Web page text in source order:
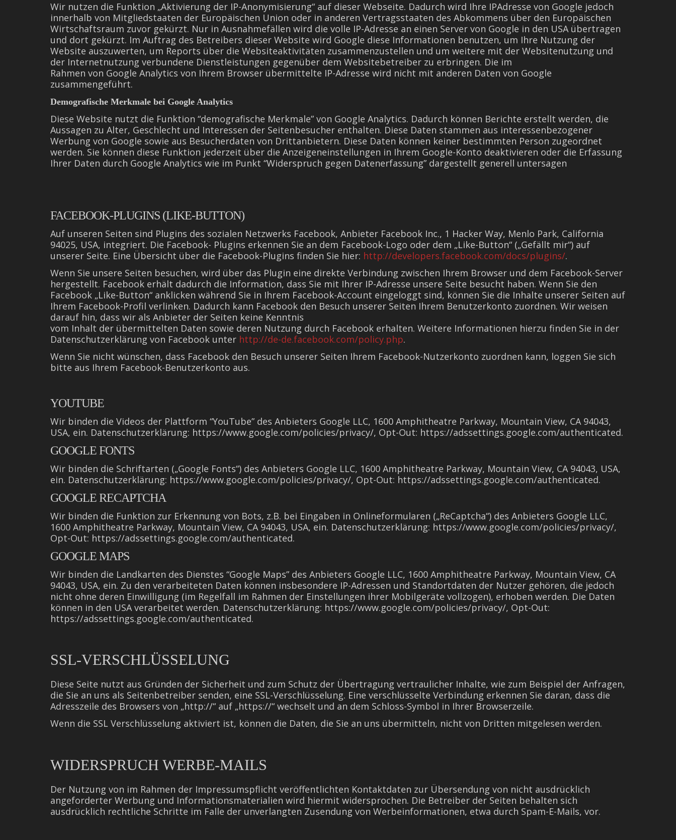
Wir nutzen die Funktion „Aktivierung der IP-Anonymisierung“ auf dieser Webseite. Dadurch wird Ihre IPAdresse von Google jedoch
innerhalb von Mitgliedstaaten der Europäischen Union oder in anderen Vertragsstaaten des Abkommens über den Europäischen
Wirtschaftsraum zuvor gekürzt. Nur in Ausnahmefällen wird die volle IP-Adresse an einen Server von Google in den USA übertragen
und dort gekürzt. Im Auftrag des Betreibers dieser Website wird Google diese Informationen benutzen, um Ihre Nutzung der
Website auszuwerten, um Reports über die Websiteaktivitäten zusammenzustellen und um weitere mit der Websitenutzung und
der Internetnutzung verbundene Dienstleistungen gegenüber dem Websitebetreiber zu erbringen. Die im
Rahmen von Google Analytics von Ihrem Browser übermittelte IP-Adresse wird nicht mit anderen Daten von Google
zusammengeführt.
Demografische Merkmale bei Google Analytics
Diese Website nutzt die Funktion “demografische Merkmale” von Google Analytics. Dadurch können Berichte erstellt werden, die
Aussagen zu Alter, Geschlecht und Interessen der Seitenbesucher enthalten. Diese Daten stammen aus interessenbezogener
Werbung von Google sowie aus Besucherdaten von Drittanbietern. Diese Daten können keiner bestimmten Person zugeordnet
werden. Sie können diese Funktion jederzeit über die Anzeigeneinstellungen in Ihrem Google-Konto deaktivieren oder die Erfassung
Ihrer Daten durch Google Analytics wie im Punkt “Widerspruch gegen Datenerfassung” dargestellt generell untersagen
FACEBOOK-PLUGINS (LIKE-BUTTON)
Auf unseren Seiten sind Plugins des sozialen Netzwerks Facebook, Anbieter Facebook Inc., 1 Hacker Way, Menlo Park, California
94025, USA, integriert. Die Facebook- Plugins erkennen Sie an dem Facebook-Logo oder dem „Like-Button“ („Gefällt mir“) auf
unserer Seite. Eine Übersicht über die Facebook-Plugins finden Sie hier: http://developers.facebook.com/docs/plugins/.
Wenn Sie unsere Seiten besuchen, wird über das Plugin eine direkte Verbindung zwischen Ihrem Browser und dem Facebook-Server
hergestellt. Facebook erhält dadurch die Information, dass Sie mit Ihrer IP-Adresse unsere Seite besucht haben. Wenn Sie den
Facebook „Like-Button“ anklicken während Sie in Ihrem Facebook-Account eingeloggt sind, können Sie die Inhalte unserer Seiten auf
Ihrem Facebook-Profil verlinken. Dadurch kann Facebook den Besuch unserer Seiten Ihrem Benutzerkonto zuordnen. Wir weisen
darauf hin, dass wir als Anbieter der Seiten keine Kenntnis
vom Inhalt der übermittelten Daten sowie deren Nutzung durch Facebook erhalten. Weitere Informationen hierzu finden Sie in der
Datenschutzerklärung von Facebook unter http://de-de.facebook.com/policy.php.
Wenn Sie nicht wünschen, dass Facebook den Besuch unserer Seiten Ihrem Facebook-Nutzerkonto zuordnen kann, loggen Sie sich
bitte aus Ihrem Facebook-Benutzerkonto aus.
YOUTUBE
Wir binden die Videos der Plattform “YouTube” des Anbieters Google LLC, 1600 Amphitheatre Parkway, Mountain View, CA 94043,
USA, ein. Datenschutzerklärung: https://www.google.com/policies/privacy/, Opt-Out: https://adssettings.google.com/authenticated.
GOOGLE FONTS
Wir binden die Schriftarten („Google Fonts“) des Anbieters Google LLC, 1600 Amphitheatre Parkway, Mountain View, CA 94043, USA,
ein. Datenschutzerklärung: https://www.google.com/policies/privacy/, Opt-Out: https://adssettings.google.com/authenticated.
GOOGLE RECAPTCHA
Wir binden die Funktion zur Erkennung von Bots, z.B. bei Eingaben in Onlineformularen („ReCaptcha“) des Anbieters Google LLC,
1600 Amphitheatre Parkway, Mountain View, CA 94043, USA, ein. Datenschutzerklärung: https://www.google.com/policies/privacy/,
Opt-Out: https://adssettings.google.com/authenticated.
GOOGLE MAPS
Wir binden die Landkarten des Dienstes “Google Maps” des Anbieters Google LLC, 1600 Amphitheatre Parkway, Mountain View, CA
94043, USA, ein. Zu den verarbeiteten Daten können insbesondere IP-Adressen und Standortdaten der Nutzer gehören, die jedoch
nicht ohne deren Einwilligung (im Regelfall im Rahmen der Einstellungen ihrer Mobilgeräte vollzogen), erhoben werden. Die Daten
können in den USA verarbeitet werden. Datenschutzerklärung: https://www.google.com/policies/privacy/, Opt-Out:
https://adssettings.google.com/authenticated.
SSL-VERSCHLÜSSELUNG
Diese Seite nutzt aus Gründen der Sicherheit und zum Schutz der Übertragung vertraulicher Inhalte, wie zum Beispiel der Anfragen,
die Sie an uns als Seitenbetreiber senden, eine SSL-Verschlüsselung. Eine verschlüsselte Verbindung erkennen Sie daran, dass die
Adresszeile des Browsers von „http://“ auf „https://“ wechselt und an dem Schloss-Symbol in Ihrer Browserzeile.
Wenn die SSL Verschlüsselung aktiviert ist, können die Daten, die Sie an uns übermitteln, nicht von Dritten mitgelesen werden.
WIDERSPRUCH WERBE-MAILS
Der Nutzung von im Rahmen der Impressumspflicht veröffentlichten Kontaktdaten zur Übersendung von nicht ausdrücklich
angeforderter Werbung und Informationsmaterialien wird hiermit widersprochen. Die Betreiber der Seiten behalten sich
ausdrücklich rechtliche Schritte im Falle der unverlangten Zusendung von Werbeinformationen, etwa durch Spam-E-Mails, vor.